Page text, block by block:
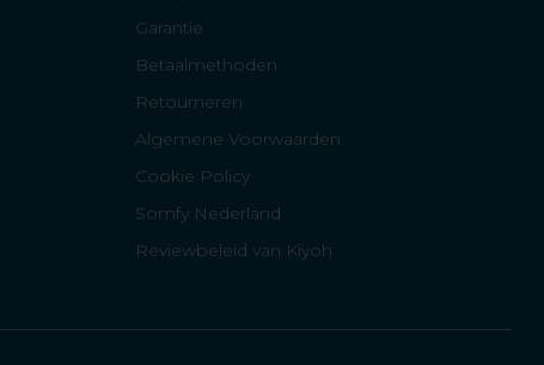
Garantie
Betaalmethoden
Retourneren
Algemene Voorwaarden
Cookie Policy
Somfy Nederland
Reviewbeleid van Kiyoh